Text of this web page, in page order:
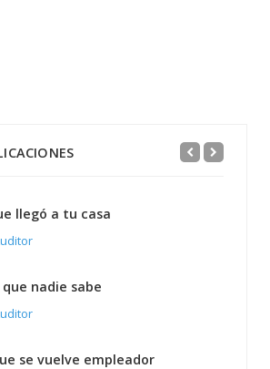
llegó a tu casa
nadie sabe
se vuelve empleador